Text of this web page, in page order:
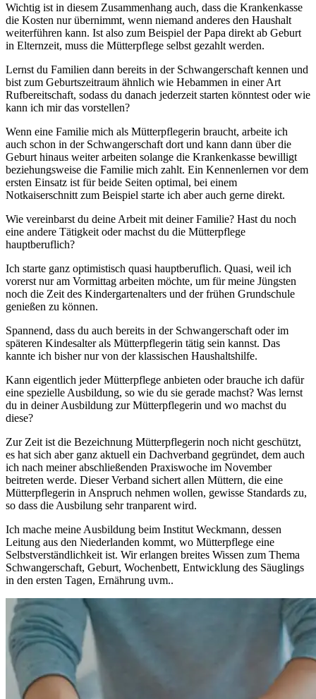
Wichtig ist in diesem Zusammenhang auch, dass die Krankenkasse
die Kosten nur übernimmt, wenn niemand anderes den Haushalt
weiterführen kann. Ist also zum Beispiel der Papa direkt ab Geburt
in Elternzeit, muss die Mütterpflege selbst gezahlt werden.
Lernst du Familien dann bereits in der Schwangerschaft kennen und
bist zum Geburtszeitraum ähnlich wie Hebammen in einer Art
Rufbereitschaft, sodass du danach jederzeit starten könntest oder wie
kann ich mir das vorstellen?
Wenn eine Familie mich als Mütterpflegerin braucht, arbeite ich
auch schon in der Schwangerschaft dort und kann dann über die
Geburt hinaus weiter arbeiten solange die Krankenkasse bewilligt
beziehungsweise die Familie mich zahlt. Ein Kennenlernen vor dem
ersten Einsatz ist für beide Seiten optimal, bei einem
Notkaiserschnitt zum Beispiel starte ich aber auch gerne direkt.
Wie vereinbarst du deine Arbeit mit deiner Familie? Hast du noch
eine andere Tätigkeit oder machst du die Mütterpflege
hauptberuflich?
Ich starte ganz optimistisch quasi hauptberuflich. Quasi, weil ich
vorerst nur am Vormittag arbeiten möchte, um für meine Jüngsten
noch die Zeit des Kindergartenalters und der frühen Grundschule
genießen zu können.
Spannend, dass du auch bereits in der Schwangerschaft oder im
späteren Kindesalter als Mütterpflegerin tätig sein kannst. Das
kannte ich bisher nur von der klassischen Haushaltshilfe.
Kann eigentlich jeder Mütterpflege anbieten oder brauche ich dafür
eine spezielle Ausbildung, so wie du sie gerade machst? Was lernst
du in deiner Ausbildung zur Mütterpflegerin und wo machst du
diese?
Zur Zeit ist die Bezeichnung Mütterpflegerin noch nicht geschützt,
es hat sich aber ganz aktuell ein Dachverband gegründet, dem auch
ich nach meiner abschließenden Praxiswoche im November
beitreten werde. Dieser Verband sichert allen Müttern, die eine
Mütterpflegerin in Anspruch nehmen wollen, gewisse Standards zu,
so dass die Ausbilung sehr tranparent wird.
Ich mache meine Ausbildung beim Institut Weckmann, dessen
Leitung aus den Niederlanden kommt, wo Mütterpflege eine
Selbstverständlichkeit ist. Wir erlangen breites Wissen zum Thema
Schwangerschaft, Geburt, Wochenbett, Entwicklung des Säuglings
in den ersten Tagen, Ernährung uvm..